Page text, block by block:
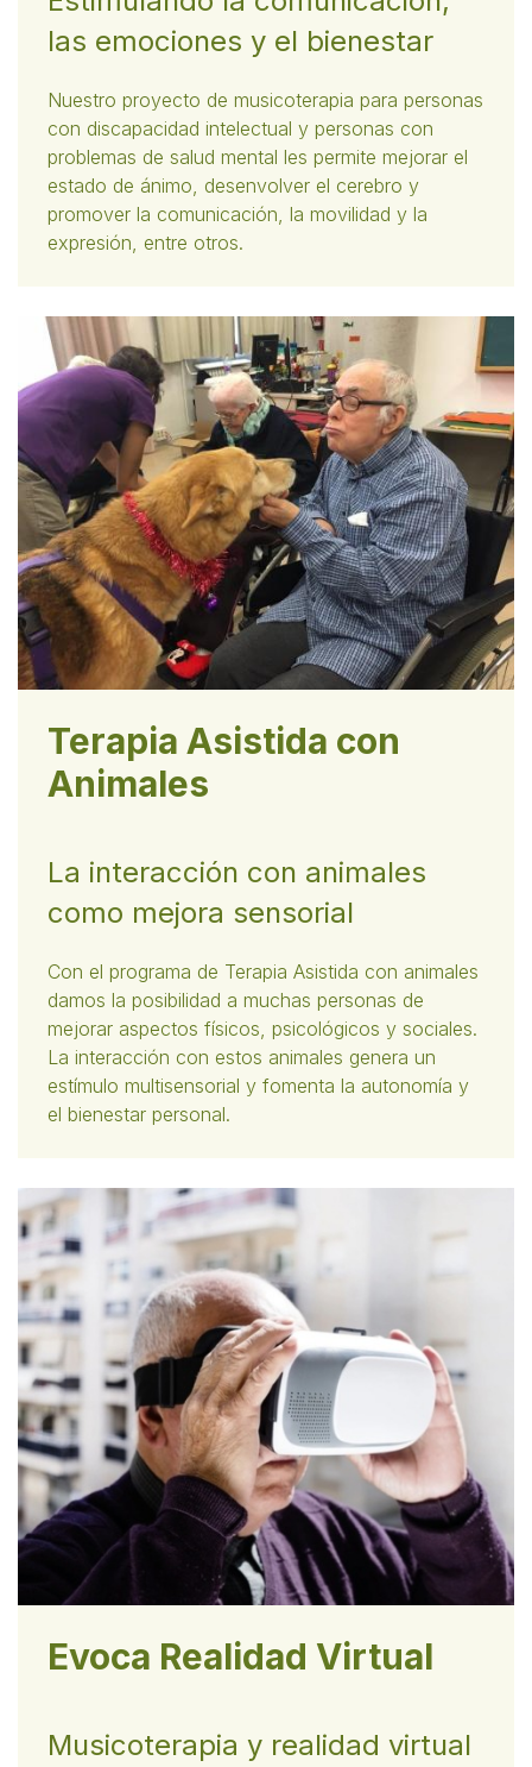
las emociones y el bienestar
Nuestro proyecto de musicoterapia para personas
con discapacidad intelectual y personas con
problemas de salud mental les permite mejorar el
estado de ánimo, desenvolver el cerebro y
promover la comunicación, la movilidad y la
expresión, entre otros.
Terapia Asistida con
Animales
La interacción con animales
como mejora sensorial
Con el programa de Terapia Asistida con animales
damos la posibilidad a muchas personas de
mejorar aspectos físicos, psicológicos y sociales.
La interacción con estos animales genera un
estímulo multisensorial y fomenta la autonomía y
el bienestar personal.
Evoca Realidad Virtual
Musicoterapia y realidad virtual